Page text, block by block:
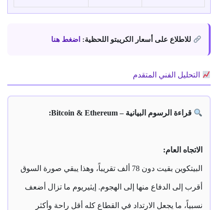
للاطلاع على أسعار الكريبتو اللحظية: اضغط هنا
التحليل الفني المتقدم
قراءة الرسوم البيانية – Bitcoin & Ethereum:
الاتجاه العام:
البيتكوين بقيت دون 78 ألف تقريباً، وهذا يبقي صورة السوق
أقرب إلى الدفاع منها إلى الهجوم. إيثيريوم ما تزال أضعف
نسبياً، ما يجعل الارتداد في القطاع كله أقل راحة وأكثر